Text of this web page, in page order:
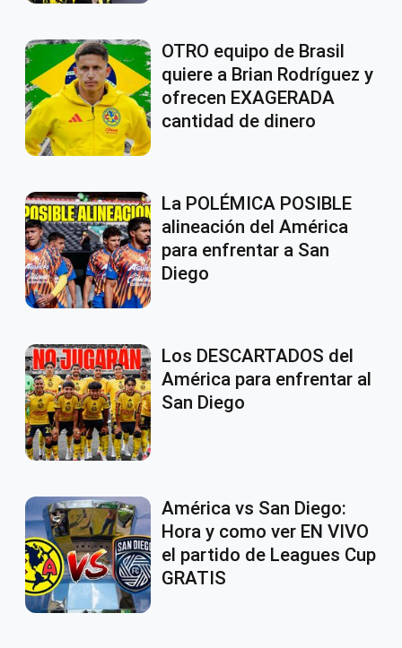
OTRO equipo de Brasil
quiere a Brian Rodríguez y
ofrecen EXAGERADA
cantidad de dinero
La POLÉMICA POSIBLE
alineación del América
para enfrentar a San
Diego
Los DESCARTADOS del
América para enfrentar al
San Diego
América vs San Diego:
Hora y como ver EN VIVO
el partido de Leagues Cup
GRATIS